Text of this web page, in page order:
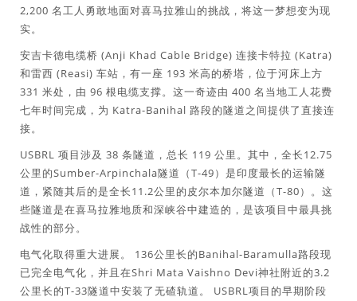
2,200 名工人勇敢地面对喜马拉雅山的挑战，将这一梦想变为现
实。
安吉卡德电缆桥 (Anji Khad Cable Bridge) 连接卡特拉 (Katra)
和雷西 (Reasi) 车站，有一座 193 米高的桥塔，位于河床上方
331 米处，由 96 根电缆支撑。这一奇迹由 400 名当地工人花费
七年时间完成，为 Katra-Banihal 路段的隧道之间提供了直接连
接。
USBRL 项目涉及 38 条隧道，总长 119 公里。其中，全长12.75
公里的Sumber-Arpinchala隧道（T-49）是印度最长的运输隧
道，紧随其后的是全长11.2公里的皮尔本加尔隧道（T-80）。这
些隧道是在喜马拉雅地质和深峡谷中建造的，是该项目中最具挑
战性的部分。
电气化取得重大进展。 136公里长的Banihal-Baramulla路段现
已完全电气化，并且在Shri Mata Vaishno Devi神社附近的3.2
公里长的T-33隧道中安装了无碴轨道。 USBRL项目的早期阶段